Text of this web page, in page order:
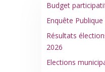
Budget
Enquête
Résultats
2026
Elections